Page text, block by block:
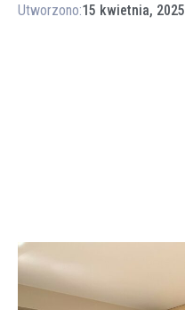
Utworzono:15 kwietnia, 2025